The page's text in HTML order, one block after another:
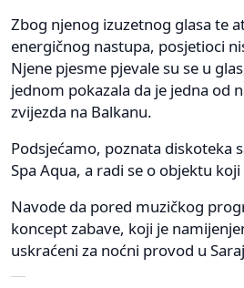
Zbog njenog izuzetnog glasa te
energičnog nastupa, posjetioci
Njene pjesme pjevale su se u
jednom pokazala da je jedna od
zvijezda na Balkanu.
Podsjećamo, poznata diskoteka
Spa Aqua, a radi se o objektu
Navode da pored muzičkog
koncept zabave, koji je
uskraćeni za noćni provod u